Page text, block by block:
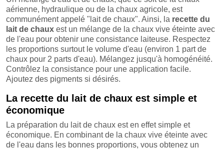
aérienne, hydraulique ou de la chaux agricole, est
communément appelé "lait de chaux". Ainsi, la recette du
lait de chaux est un mélange de la chaux vive éteinte avec
de l'eau pour obtenir une consistance laiteuse. Respectez
les proportions surtout le volume d'eau (environ 1 part de
chaux pour 2 parts d'eau). Mélangez jusqu'à homogénéité.
Contrôlez la consistance pour une application facile.
Ajoutez des pigments si désirés.
La recette du lait de chaux est simple et
économique
La préparation du lait de chaux est en effet simple et
économique. En combinant de la chaux vive éteinte avec
de l'eau dans les bonnes proportions, vous obtenez un